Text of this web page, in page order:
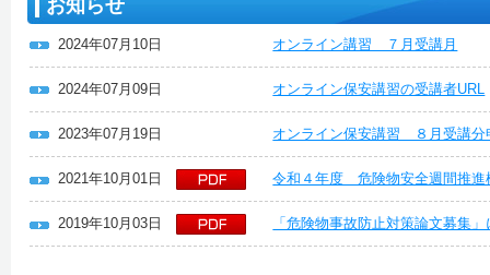
お知らせ
2024年07月10日 オンライン講習 ７月受講月
2024年07月09日 オンライン保安講習の受講者URL
2023年07月19日 オンライン保安講習 ８月受講分
2021年10月01日 令和４年度 危険物安全週間推進
2019年10月03日 「危険物事故防止対策論文募集